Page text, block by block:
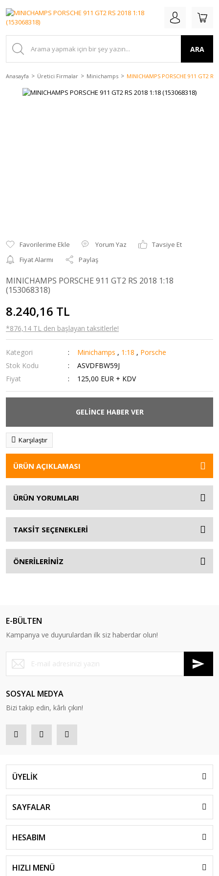
ARA
Anasayfa Üretici Firmalar Minichamps MINICHAMPS PORSCHE 911 GT2
Yorum Yaz
Tavsiye Et
Fiyat Alarmı
Paylaş
MINICHAMPS PORSCHE 911 GT2 RS 2018 1:18
(153068318)
8.240,16 TL
*876,14 TL den başlayan taksitlerle!
Kategori Minichamps , 1:18 , Porsche
Stok Kodu
ASVDFBW59J
Fiyat
125,00 EUR + KDV
GELİNCE HABER VER
Karşılaştır
ÜRÜN AÇIKLAMASI
ÜRÜN YORUMLARI
TAKSİT SEÇENEKLERİ
ÖNERİLERİNİZ
E-BÜLTEN
Kampanya ve duyurulardan ilk siz haberdar olun!
SOSYAL MEDYA
Bizi takip edin, kârlı çıkın!
ÜYELİK
SAYFALAR
HESABIM
HIZLI MENÜ